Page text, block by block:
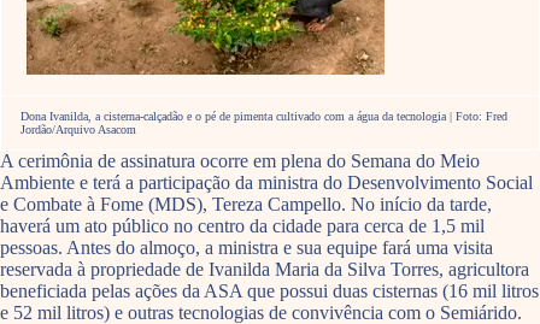
Dona Ivanilda, a cisterna-calçadão e o pé de pimenta cultivado com a água da tecnologia | Foto: Fred
Jordão/Arquivo Asacom
A cerimônia de assinatura ocorre em plena do Semana do Meio
Ambiente e terá a participação da ministra do Desenvolvimento Social
e Combate à Fome (MDS), Tereza Campello. No início da tarde,
haverá um ato público no centro da cidade para cerca de 1,5 mil
pessoas. Antes do almoço, a ministra e sua equipe fará uma visita
reservada à propriedade de Ivanilda Maria da Silva Torres, agricultora
beneficiada pelas ações da ASA que possui duas cisternas (16 mil litros
e 52 mil litros) e outras tecnologias de convivência com o Semiárido.